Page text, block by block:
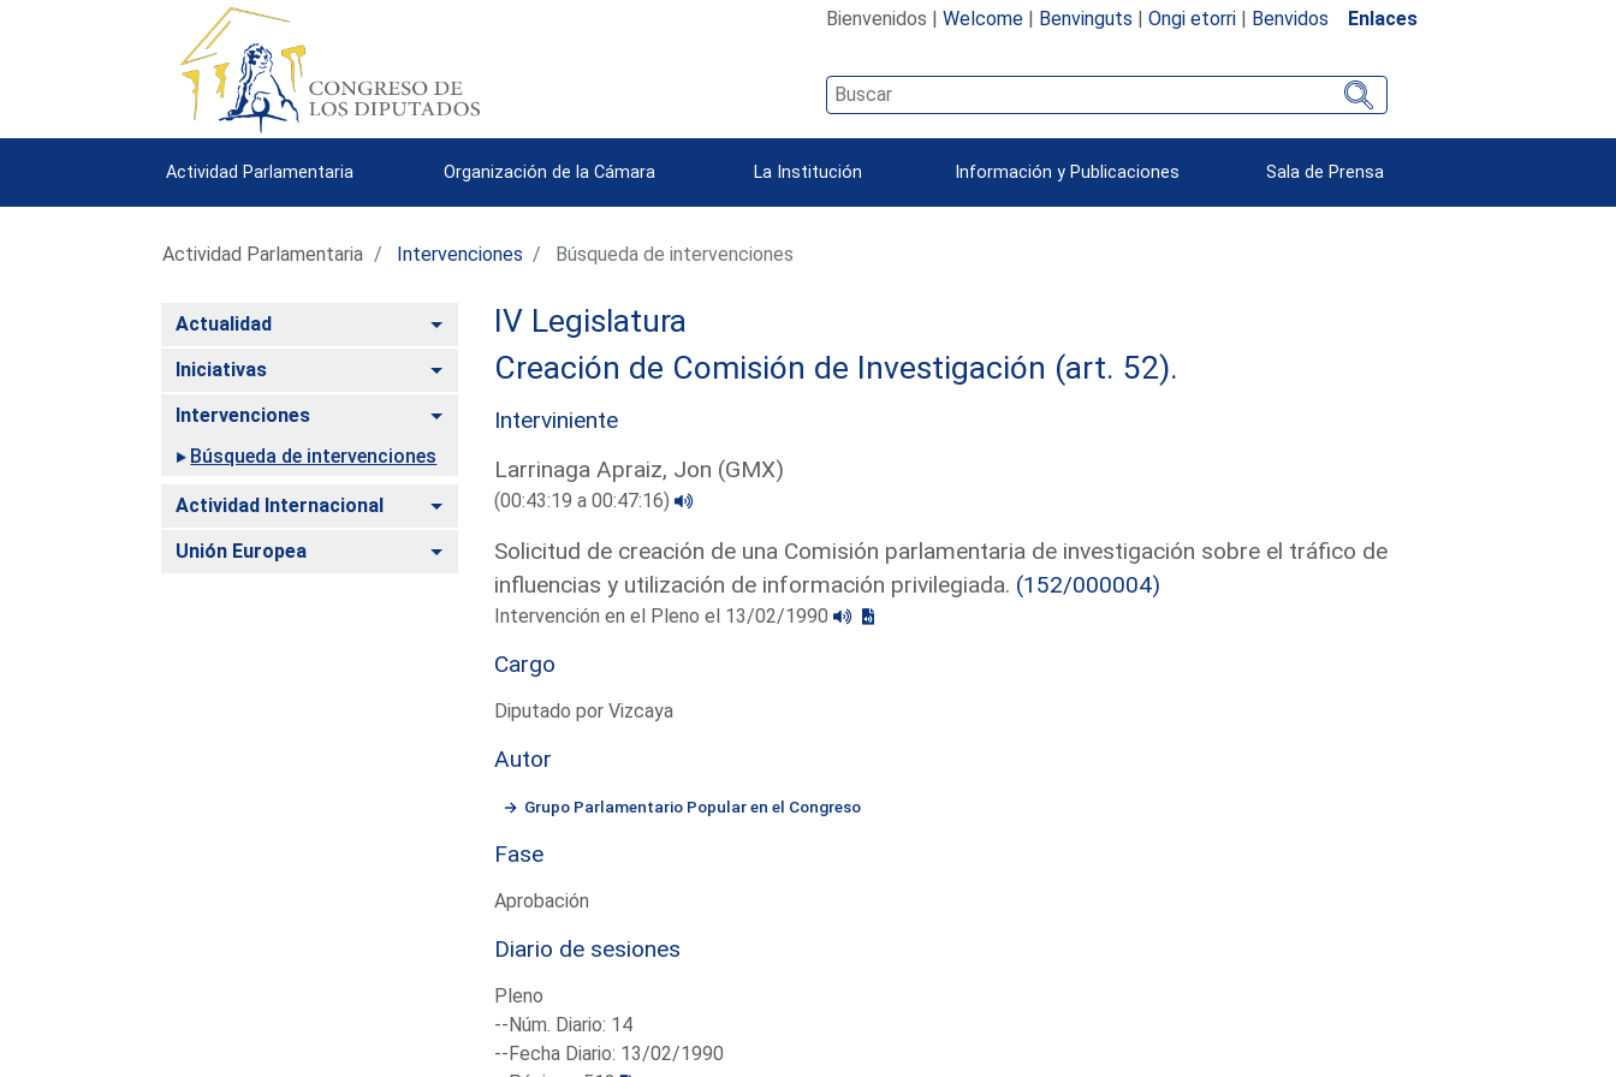
Bienvenidos | Welcome| Benvinguts | Ongi etorri| Benvidos Enlaces
Actividad Parlamentaria Organización de la Cámara La Institución Información y Publicaciones Sala de Prensa
Actividad Parlamentaria Intervenciones Búsqueda de intervenciones
Actualidad Alternar
Iniciativas Alternar
Intervenciones
Alternar
Búsqueda de intervenciones
Actividad Internacional Alternar
Unión Europea Alternar
IV Legislatura
Creación de Comisión de Investigación (art. 52).
Interviniente
Larrinaga Apraiz, Jon (GMX)
(00:43:19 a 00:47:16)
Solicitud de creación de una Comisión parlamentaria de investigación sobre el tráfico de
influencias y utilización de información privilegiada. (152/000004)
Intervención en el Pleno el 13/02/1990
Cargo
Diputado por Vizcaya
Autor
Grupo Parlamentario Popular en el Congreso
Fase
Aprobación
Diario de sesiones
Pleno
--Núm. Diario: 14
--Fecha Diario: 13/02/1990